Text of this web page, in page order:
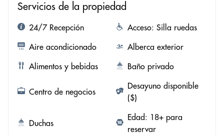
Servicios de la propiedad
24/7 Recepción
Acceso: Silla ruedas
Aire acondicionado
Alberca exterior
Alimentos y bebidas
Baño privado
Centro de negocios
Desayuno disponible
($)
Duchas
Edad: 18+ para
reservar